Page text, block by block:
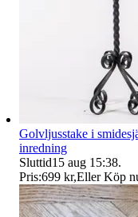
Golvljusstake i
inredning
Sluttid15 aug 15:38.
Pris:699 kr,Eller Köp